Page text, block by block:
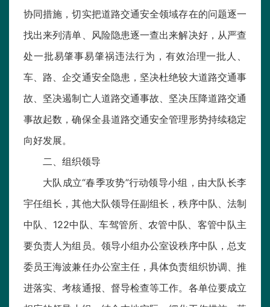
协同措施，切实把道路交通安全领域存在的问题逐一
找出来列清单、风险隐患逐一查出来解决好，从严查
处一批易肇事易肇祸违法行为，有效治理一批人、
车、路、企交通安全隐患，坚决杜绝较大道路交通事
故、坚决遏制亡人道路交通事故、坚决压降道路交通
事故起数，确保全县道路交通安全管理形势持续稳定
向好发展。
二、组织领导
大队成立“春季攻势”行动领导小组，由大队长李
宇任组长，其他大队领导任副组长，秩序中队、法制
中队、122中队、车驾管所、农管中队、客管中队主
要负责人为组员。领导小组办公室设秩序中队，总支
委员王海波兼任办公室主任，具体负责组织协调、推
进落实、考核通报、督导检查等工作。各单位要成立